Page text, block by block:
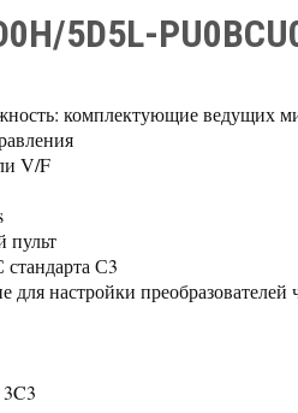
5D5L-
комплектующие ведущих
V/F
пульт
С3
для настройки